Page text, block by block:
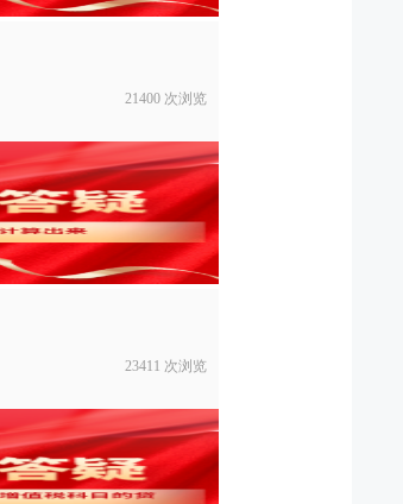
21400 次浏览
23411 次浏览